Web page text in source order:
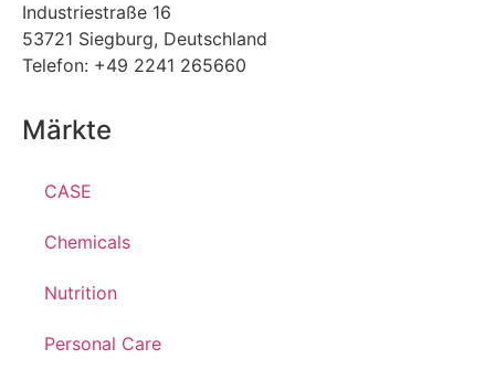
Industriestraße 16
53721 Siegburg, Deutschland
Telefon: +49 2241 265660
Märkte
CASE
Chemicals
Nutrition
Personal Care